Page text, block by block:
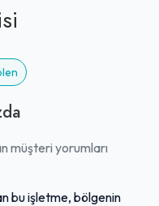
müşteri yorumları
bu işletme, bölgenin